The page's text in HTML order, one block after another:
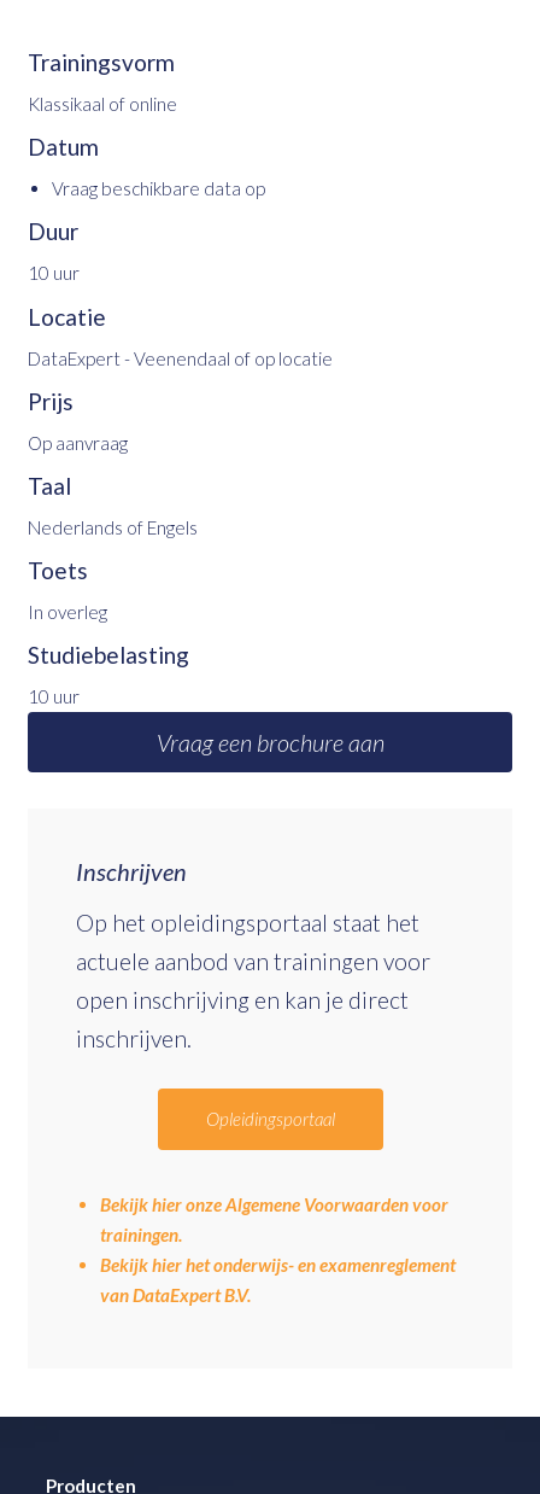
Trainingsvorm
Klassikaal of online
Datum
Vraag beschikbare data op
Duur
10 uur
Locatie
DataExpert - Veenendaal of op locatie
Prijs
Op aanvraag
Taal
Nederlands of Engels
Toets
In overleg
Studiebelasting
10 uur
Vraag een brochure aan
Inschrijven
Op het opleidingsportaal staat het
actuele aanbod van trainingen voor
open inschrijving en kan je direct
inschrijven.
Opleidingsportaal
Bekijk hier onze Algemene Voorwaarden voor
trainingen.
Bekijk hier het onderwijs- en examenreglement
van DataExpert B.V.
Producten